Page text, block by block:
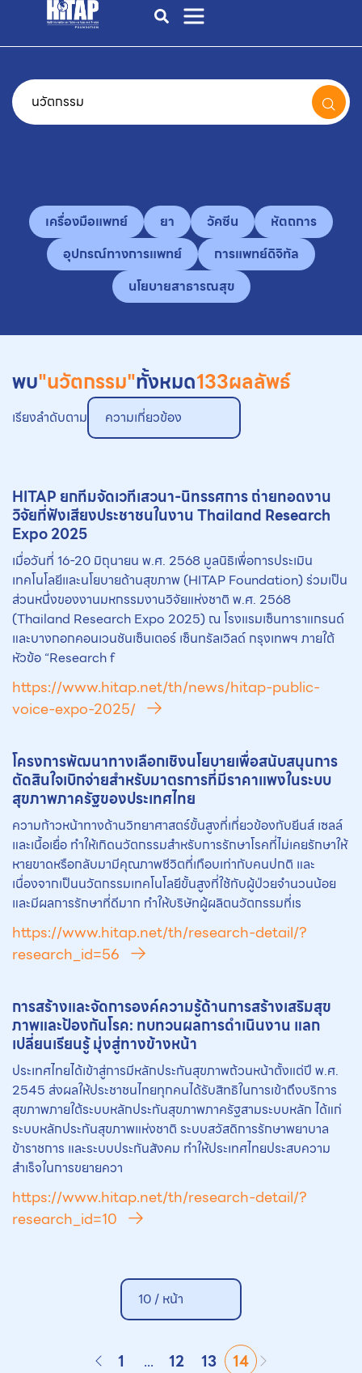
เครื่องมือแพทย์ ยา วัคซีน
หัตถการ
อุปกรณ์ทางการแพทย์
การแพทย์ดิจิทัล
นโยบายสาธารณสุข
พบ"นวัตกรรม"ทั้งหมด133ผลลัพธ์
เรียงลำดับตาม ความเกี่ยวข้อง
HITAP ยกทีมจัดเวทีเสวนา-นิทรรศการ ถ่ายทอดงาน
วิจัยที่ฟังเสียงประชาชนในงาน Thailand Research
Expo 2025
เมื่อวันที่ 16-20 มิถุนายน พ.ศ. 2568 มูลนิธิเพื่อการประเมิน
เทคโนโลยีและนโยบายด้านสุขภาพ (HITAP Foundation) ร่วมเป็น
ส่วนหนึ่งของงานมหกรรมงานวิจัยแห่งชาติ พ.ศ. 2568
(Thailand Research Expo 2025) ณ โรงแรมเซ็นทาราแกรนด์
และบางกอกคอนเวนชันเซ็นเตอร์ เซ็นทรัลเวิลด์ กรุงเทพฯ ภายใต้
หัวข้อ “Research f
https://www.hitap.net/th/news/hitap-public-
voice-expo-2025/
โครงการพัฒนาทางเลือกเชิงนโยบายเพื่อสนับสนุนการ
ตัดสินใจเบิกจ่ายสำหรับมาตรการที่มีราคาแพงในระบบ
สุขภาพภาครัฐของประเทศไทย
ความก้าวหน้าทางด้านวิทยาศาสตร์ขั้นสูงที่เกี่ยวข้องกับยีนส์ เซลล์
และเนื้อเยื่อ ทำให้เกิดนวัตกรรมสำหรับการรักษาโรคที่ไม่เคยรักษาให้
หายขาดหรือกลับมามีคุณภาพชีวิตที่เกือบเท่ากับคนปกติ และ
เนื่องจากเป็นนวัตกรรมเทคโนโลยีขั้นสูงที่ใช้กับผู้ป่วยจำนวนน้อย
และมีผลการรักษาที่ดีมาก ทำให้บริษัทผู้ผลิตนวัตกรรมที่เร
https://www.hitap.net/th/research-detail/?
research_id=56
การสร้างและจัดการองค์ความรู้ด้านการสร้างเสริมสุข
ภาพและป้องกันโรค: ทบทวนผลการดำเนินงาน แลก
เปลี่ยนเรียนรู้ มุ่งสู่ทางข้างหน้า
ประเทศไทยได้เข้าสู่การมีหลักประกันสุขภาพถ้วนหน้าตั้งแต่ปี พ.ศ.
2545 ส่งผลให้ประชาชนไทยทุกคนได้รับสิทธิในการเข้าถึงบริการ
สุขภาพภายใต้ระบบหลักประกันสุขภาพภาครัฐสามระบบหลัก ได้แก่
ระบบหลักประกันสุขภาพแห่งชาติ ระบบสวัสดิการรักษาพยาบาล
ข้าราชการ และระบบประกันสังคม ทำให้ประเทศไทยประสบความ
สำเร็จในการขยายควา
https://www.hitap.net/th/research-detail/?
research_id=10
10 / หน้า
1 ... 12 13 14